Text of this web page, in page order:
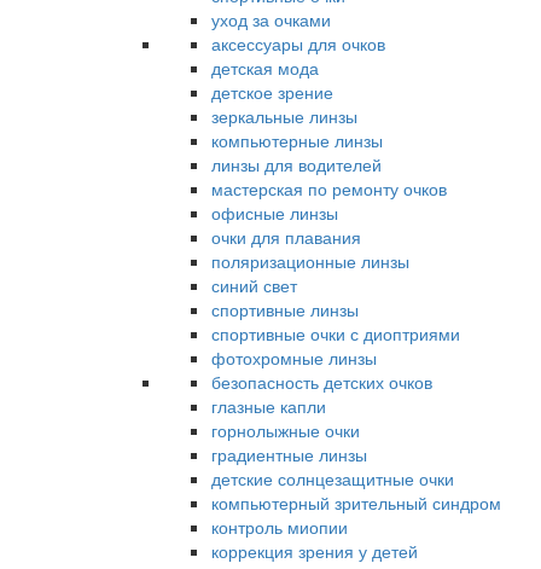
уход за очками
аксессуары для очков
детская мода
детское зрение
зеркальные линзы
компьютерные линзы
линзы для водителей
мастерская по ремонту очков
офисные линзы
очки для плавания
поляризационные линзы
синий свет
спортивные линзы
спортивные очки с диоптриями
фотохромные линзы
безопасность детских очков
глазные капли
горнолыжные очки
градиентные линзы
детские солнцезащитные очки
компьютерный зрительный синдром
контроль миопии
коррекция зрения у детей